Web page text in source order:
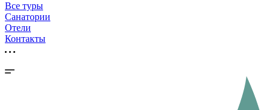
Все туры
Санатории
Отели
Контакты